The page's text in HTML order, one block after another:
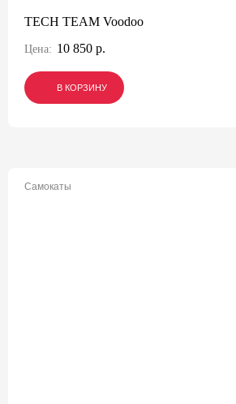
TECH TEAM Voodoo
Цена: 10 850 р.
В КОРЗИНУ
В КОРЗИНУ
В КОРЗИНУ
Самокаты